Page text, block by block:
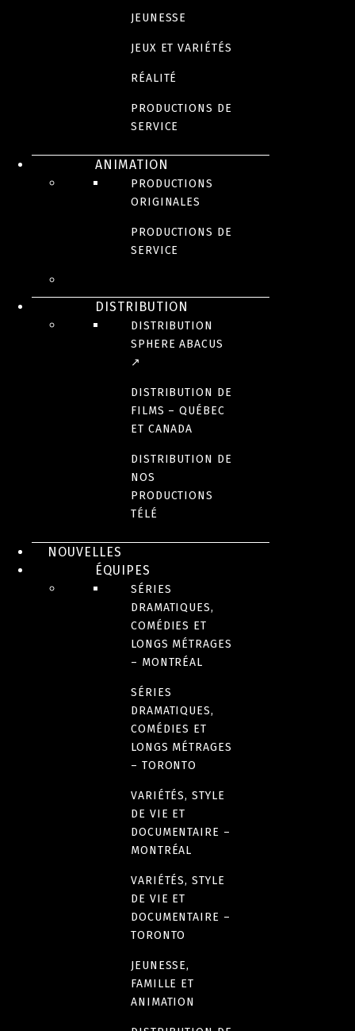
JEUNESSE
JEUX ET VARIÉTÉS
RÉALITÉ
PRODUCTIONS DE
SERVICE
ANIMATION
PRODUCTIONS
ORIGINALES
PRODUCTIONS DE
SERVICE
DISTRIBUTION
DISTRIBUTION
SPHERE ABACUS
↗
DISTRIBUTION DE
FILMS – QUÉBEC
ET CANADA
DISTRIBUTION DE
NOS
PRODUCTIONS
TÉLÉ
NOUVELLES
ÉQUIPES
SÉRIES
DRAMATIQUES,
COMÉDIES ET
LONGS MÉTRAGES
– MONTRÉAL
SÉRIES
DRAMATIQUES,
COMÉDIES ET
LONGS MÉTRAGES
– TORONTO
VARIÉTÉS, STYLE
DE VIE ET
DOCUMENTAIRE –
MONTRÉAL
VARIÉTÉS, STYLE
DE VIE ET
DOCUMENTAIRE –
TORONTO
JEUNESSE,
FAMILLE ET
ANIMATION